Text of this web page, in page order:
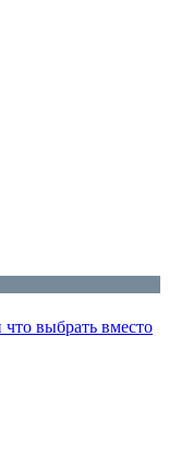
выбрать вместо